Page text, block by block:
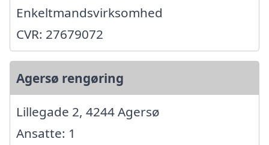
Enkeltmandsvirksomhed
CVR: 27679072
Agersø rengøring
Lillegade 2, 4244 Agersø
Ansatte: 1